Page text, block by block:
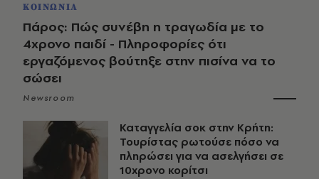
ΚΟΙΝΩΝΙΑ
Πάρος: Πώς συνέβη η τραγωδία με το
4χρονο παιδί - Πληροφορίες ότι
εργαζόμενος βούτηξε στην πισίνα να το
σώσει
Newsroom
Καταγγελία σοκ στην Κρήτη:
Τουρίστας ρωτούσε πόσο να
πληρώσει για να ασελγήσει σε
10χρονο κορίτσι